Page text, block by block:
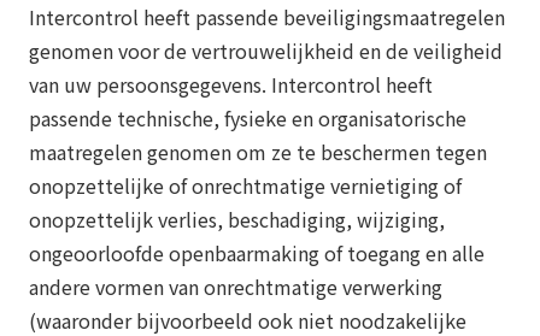
Intercontrol heeft passende beveiligingsmaatregelen
genomen voor de vertrouwelijkheid en de veiligheid
van uw persoonsgegevens. Intercontrol heeft
passende technische, fysieke en organisatorische
maatregelen genomen om ze te beschermen tegen
onopzettelijke of onrechtmatige vernietiging of
onopzettelijk verlies, beschadiging, wijziging,
ongeoorloofde openbaarmaking of toegang en alle
andere vormen van onrechtmatige verwerking
(waaronder bijvoorbeeld ook niet noodzakelijke